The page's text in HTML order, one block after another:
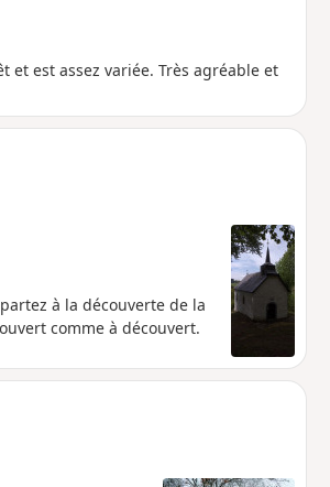
et est assez variée. Très agréable et
à la découverte de la
comme à découvert.